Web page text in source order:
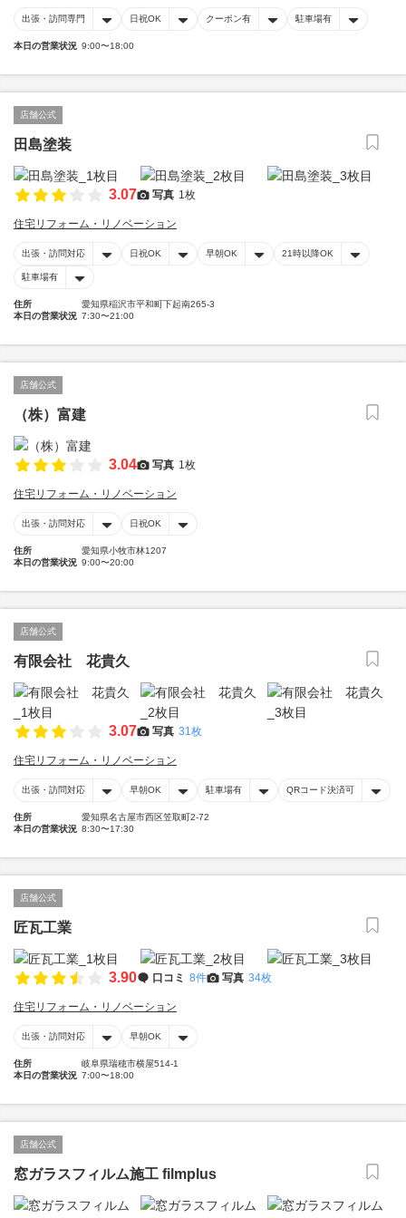
出張・訪問専門 日祝OK クーポン有 駐車場有
本日の営業状況 9:00〜18:00
店舗公式
田島塗装
3.07 写真 1枚
住宅リフォーム・リノベーション
出張・訪問対応 日祝OK 早朝OK 21時以降OK
駐車場有
住所
愛知県稲沢市平和町下起南265-3
本日の営業状況 7:30〜21:00
店舗公式
（株）富建
3.04 写真 1枚
住宅リフォーム・リノベーション
出張・訪問対応 日祝OK
住所
愛知県小牧市林1207
本日の営業状況 9:00〜20:00
店舗公式
有限会社 花貴久
3.07 写真 31枚
住宅リフォーム・リノベーション
出張・訪問対応 早朝OK 駐車場有 QRコード決済可
住所
愛知県名古屋市西区笠取町2-72
本日の営業状況 8:30〜17:30
店舗公式
匠瓦工業
3.90 口コミ 8件 写真 34枚
住宅リフォーム・リノベーション
出張・訪問対応 早朝OK
住所
岐阜県瑞穂市横屋514-1
本日の営業状況 7:00〜18:00
店舗公式
窓ガラスフィルム施工 filmplus